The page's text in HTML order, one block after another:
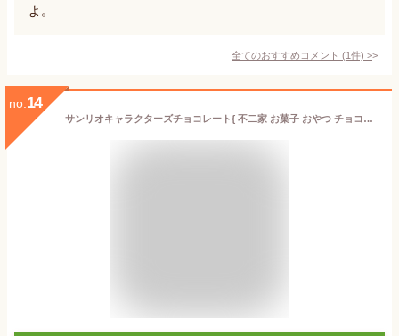
よ。
全てのおすすめコメント (1件) >
no. 14
サンリオキャラクターズチョコレート{ 不二家 お菓子 おやつ チョコレート まとめ買い キャラクター }{ ギフト 誕生日 }{ 子ども会 施設 }[ 子供会 保育園 幼稚園 景品 イベント お祭り プレゼント 人気 ]【色柄指定不可】【不良対応不可】